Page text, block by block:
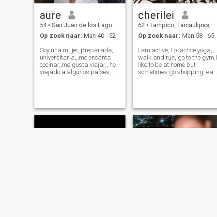
aure
54 • San Juan de los Lagos, Jalisco, Mexico
Op zoek naar: Man 40 - 52
Soy una mujer, preparada,,
universitaria,,,me encanta
cocinar,,me gusta viajar,, he
viajado a algunos países, mi
compañero de vida
cherilei
62 • Tampico, Tamaulipas, Mexico
Op zoek naar: Man 58 - 65
I am active, I practice yoga,
walk and run, go to the gym,I
like to be at home but
sometimes go shopping, eat
drink,enjoy baking keto
pastries, love